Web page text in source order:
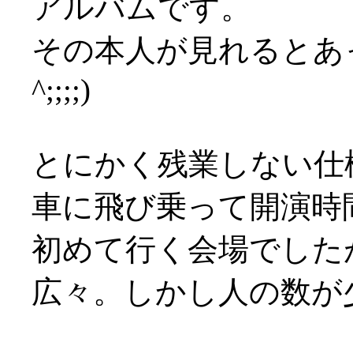
アルバムです。
その本人が見れると
^;;;;)
とにかく残業しない
車に飛び乗って開演
初めて行く会場でし
広々。しかし人の数